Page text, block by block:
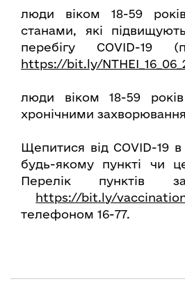
люди віком 18-59
станами, які
перебігу COVID-19
https://bit.ly/
люди віком 18-59
хронічними
Щепитися від COVID-19
будь-якому пункті чи
Перелік пунктів
https://bit.ly/
телефоном 16-77.